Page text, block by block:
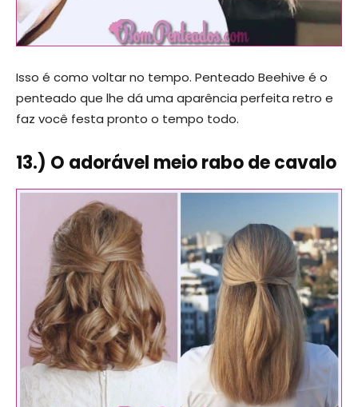
Isso é como voltar no tempo. Penteado Beehive é o
penteado que lhe dá uma aparência perfeita retro e
faz você festa pronto o tempo todo.
13.) O adorável meio rabo de cavalo